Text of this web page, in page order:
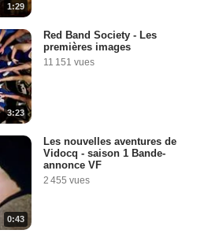
1:29
3:23
Red Band Society - Les
premières images
11 151 vues
0:43
Les nouvelles aventures de
Vidocq - saison 1 Bande-
annonce VF
2 455 vues